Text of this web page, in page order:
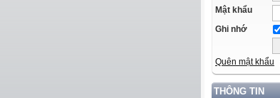
Mật khẩu
Ghi nhớ
Quên mật khẩu
THÔNG TIN